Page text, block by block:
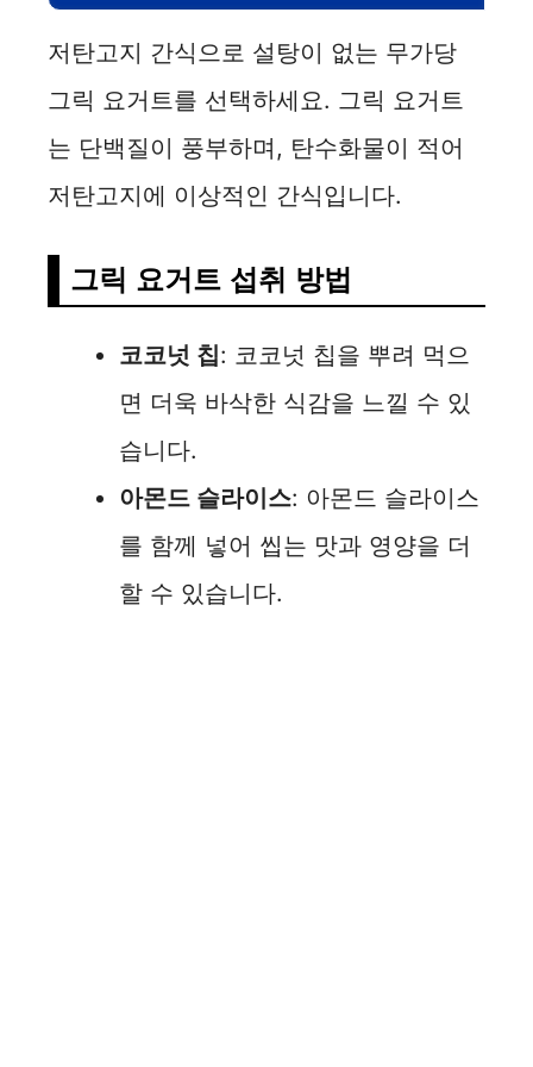
저탄고지 간식으로 설탕이 없는 무가당
그릭 요거트를 선택하세요. 그릭 요거트
는 단백질이 풍부하며, 탄수화물이 적어
저탄고지에 이상적인 간식입니다.
그릭 요거트 섭취 방법
코코넛 칩: 코코넛 칩을 뿌려 먹으
면 더욱 바삭한 식감을 느낄 수 있
습니다.
아몬드 슬라이스: 아몬드 슬라이스
를 함께 넣어 씹는 맛과 영양을 더
할 수 있습니다.